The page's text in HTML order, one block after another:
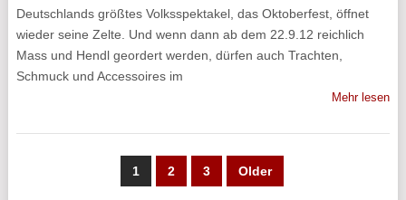
Deutschlands größtes Volksspektakel, das Oktoberfest, öffnet
wieder seine Zelte. Und wenn dann ab dem 22.9.12 reichlich
Mass und Hendl geordert werden, dürfen auch Trachten,
Schmuck und Accessoires im
Mehr lesen
SEITENNUMMERIERUNG
1 2 3 Older